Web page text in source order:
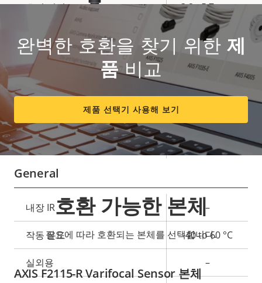
AXIS F2115-R Varifocal Sensor용 수평 화각
속
설
명
속
성
값
초점 거리 3.2 - 5.7 mm
가변 초점 렌즈 예
수평 화각 107.4 - 56.3 °
수직 화각 57.3 - 31.5 °
교체용 렌즈 –
General
속
성
설
명
속
성
값
내장 IR –
작동 온도 -40 to 60 °C
실외용 –
완벽한 호환을 찾기 위한 제
품비교
제품 선택기 사용해 보기
호환 가능한 본체
필요에 따라 호환되는 본체를 선택합니다.
AXIS F2115-R Varifocal Sensor 본체